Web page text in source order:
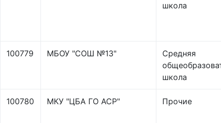
школа
100779 МБОУ "СОШ №13"
Средняя
школа
100780 МКУ "ЦБА ГО АСР" Прочие